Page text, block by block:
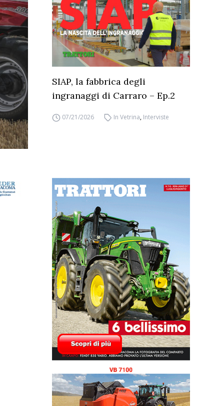
SIAP, la fabbrica degli
ingranaggi di Carraro – Ep.2
07/21/2026 In Vetrina, Interviste